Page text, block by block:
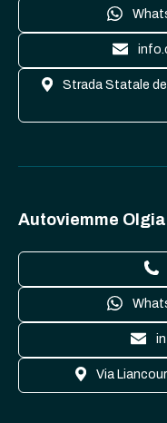
Strada Statale
Autoviemme
Via